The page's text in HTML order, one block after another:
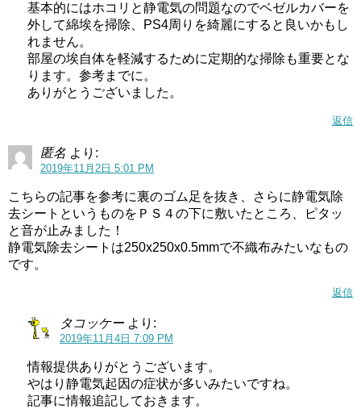
基本的にはホコリと静電気の問題なのでベゼルカバーを
外して綿埃を掃除、PS4周りを綺麗にすると良いかもし
れません。
部屋の埃自体を軽減するために定期的な掃除も重要とな
ります。参考までに。
ありがとうございました。
返信
匿名 より:
2019年11月2日 5:01 PM
こちらの記事を参考に裏のゴム足を抜き、さらに静電気除
去シートというものをＰＳ４の下に敷いたところ、ピタッ
と音が止みました！
静電気除去シートは250x250x0.5mmで不織布みたいなもの
です。
返信
タコッケー より:
2019年11月4日 7:09 PM
情報提供ありがとうございます。
やはり静電気起因の症状が多いみたいですね。
記事に情報追記しておきます。